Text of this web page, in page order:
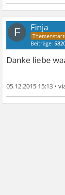
F Finja
Beiträge:
Danke liebe
05.12.2015 15:13 •